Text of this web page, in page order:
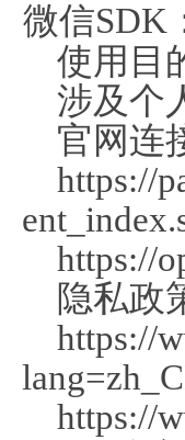
微信SDK
使用目
涉及个
官网连
https://
https://
隐私政
https://
https://